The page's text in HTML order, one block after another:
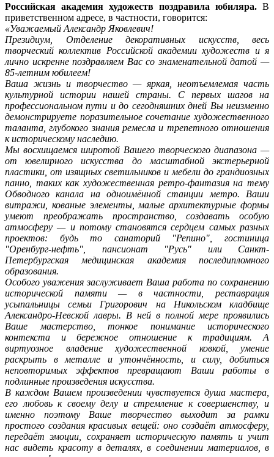
Российская академия художеств поздравила юбиляра. В
приветственном адресе, в частности, говорится:
«Уважаемый Александр Яковлевич!
Президиум, Отделение декоративных искусств, весь
творческий коллектив Российской академии художеств и я
лично искренне поздравляем Вас со знаменательной датой —
85-летним юбилеем!
Ваша жизнь и творчество — яркая, неотъемлемая часть
культурной истории нашей страны. С первых шагов на
профессиональном пути и до сегодняшних дней Вы неизменно
демонстрируете поразительное сочетание художественного
таланта, глубокого знания ремесла и трепетного отношения
к историческому наследию.
Мы восхищаемся широтой Вашего творческого диапазона —
от ювелирного искусства до масштабной экстерьерной
пластики, от изящных светильников и мебели до грандиозных
панно, таких как художественная ретро-фантазия на тему
Обводного канала на одноимённой станции метро. Ваши
витражи, кованые элементы, малые архитектурные формы
умеют преображать пространство, создавать особую
атмосферу — и потому становятся сердцем самых разных
проектов: будь то санаторий "Репино", гостиница
"Оренбург-нефть", пансионат "Русь" или Санкт-
Петербургская медицинская академия последипломного
образования.
Особого уважения заслуживает Ваша работа по сохранению
исторической памяти — в частности, реставрация
усыпальницы семьи Григорович на Никольском кладбище
Александро-Невской лавры. В ней в полной мере проявились
Ваше мастерство, тонкое понимание исторического
контекста и бережное отношение к традициям. А
виртуозное владение художественной ковкой, умение
раскрыть в металле и утончённость, и силу, добиться
неповторимых эффектов превращают Ваши работы в
подлинные произведения искусства.
В каждом Вашем произведении чувствуется душа мастера,
его любовь к своему делу и стремление к совершенству, и
именно поэтому Ваше творчество выходит за рамки
простого создания красивых вещей: оно создаёт атмосферу,
передаёт эмоции, сохраняет историческую память и учит
нас видеть красоту в деталях, в соединении материалов, в